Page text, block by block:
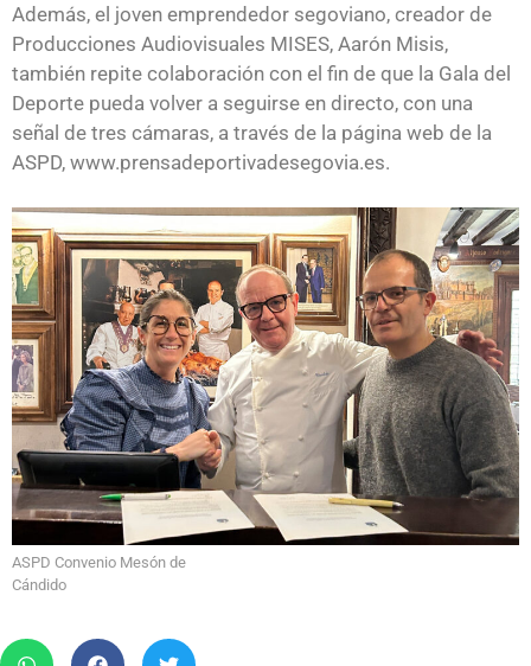
Además, el joven emprendedor segoviano, creador de
Producciones Audiovisuales MISES, Aarón Misis,
también repite colaboración con el fin de que la Gala del
Deporte pueda volver a seguirse en directo, con una
señal de tres cámaras, a través de la página web de la
ASPD, www.prensadeportivadesegovia.es.
ASPD Convenio Mesón de
Cándido